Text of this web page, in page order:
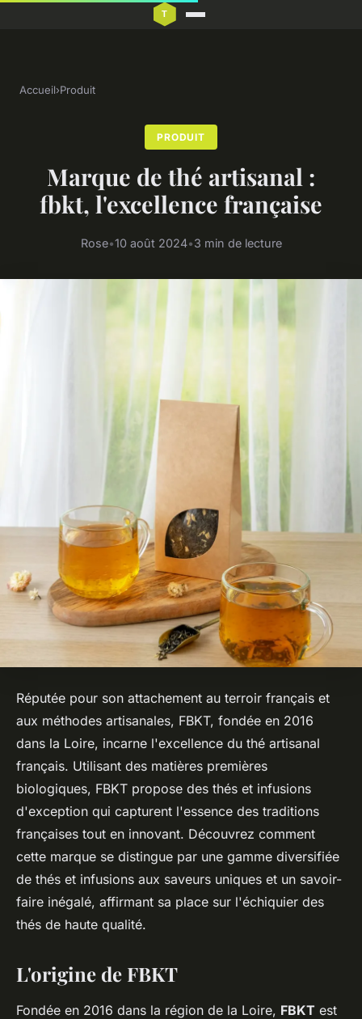
Accueil›Produit
PRODUIT
Marque de thé artisanal :
fbkt, l'excellence française
Rose•10 août 2024•3 min de lecture
Réputée pour son attachement au terroir français et
aux méthodes artisanales, FBKT, fondée en 2016
dans la Loire, incarne l'excellence du thé artisanal
français. Utilisant des matières premières
biologiques, FBKT propose des thés et infusions
d'exception qui capturent l'essence des traditions
françaises tout en innovant. Découvrez comment
cette marque se distingue par une gamme diversifiée
de thés et infusions aux saveurs uniques et un savoir-
faire inégalé, affirmant sa place sur l'échiquier des
thés de haute qualité.
L'origine de FBKT
Fondée en 2016 dans la région de la Loire, FBKT est